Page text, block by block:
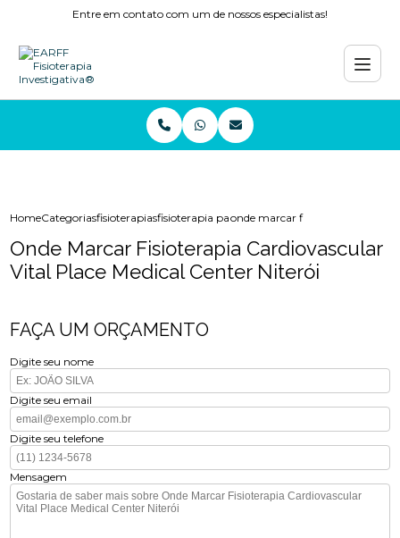
Entre em contato com um de nossos especialistas!
HomeCategoriasfisioterapiasfisioterapia para os ombros copacabana
onde marcar fisioterapia
Onde Marcar Fisioterapia Cardiovascular
Vital Place Medical Center Niterói
FAÇA UM ORÇAMENTO
Digite seu nome
Digite seu email
Digite seu telefone
Mensagem